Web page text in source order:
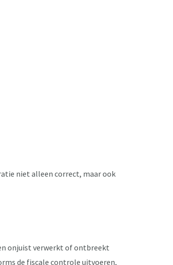
niet alleen correct, maar ook
onjuist verwerkt of ontbreekt
de fiscale controle uitvoeren,